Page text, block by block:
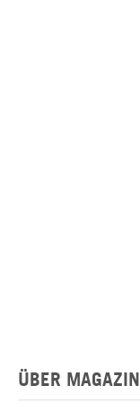
ÜBER MAGAZIN